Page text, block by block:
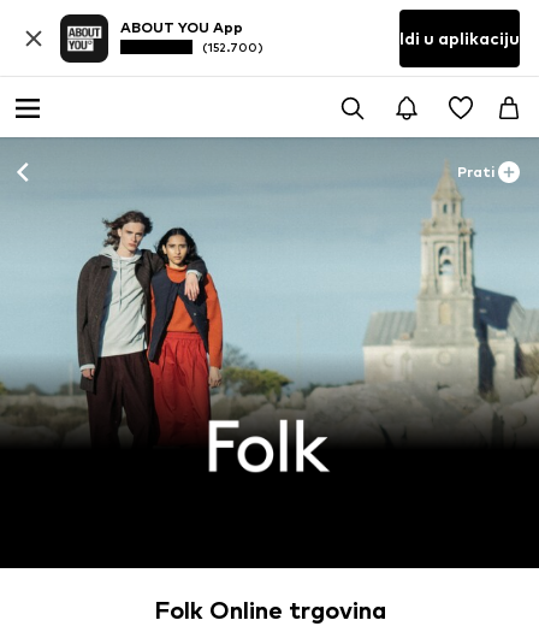
ABOUT YOU App
(152.700) Idi u aplikaciju
Prati
Folk Online trgovina